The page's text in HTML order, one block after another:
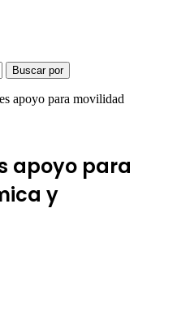
Buscar por
apoyo para movilidad
apoyo para
y